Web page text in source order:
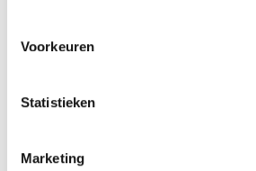
Voorkeuren
Statistieken
Marketing
terug. Dit zorgt voor een mooie
brengt de grootschalige ruimte